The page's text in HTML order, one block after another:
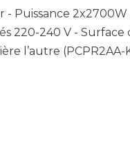
Puissance 2x2700W
220-240 V - Surface
l’autre (PCPR2AA-